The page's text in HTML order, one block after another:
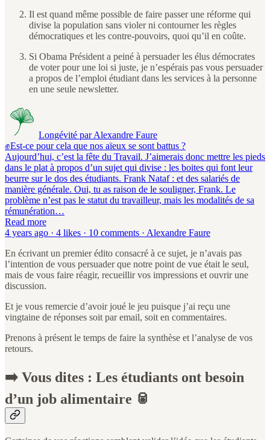
Il est quand même possible de faire passer une réforme qui
divise la population sans violer ni contourner les règles
démocratiques et les contre-pouvoirs, quoi qu’il en coûte.
Si Obama Président a peiné à persuader les élus démocrates
de voter pour une loi si juste, je n’espérais pas vous persuader
a propos de l’emploi étudiant dans les services à la personne
en une seule newsletter.
Longévité par Alexandre Faure
✊Est-ce pour cela que nos aïeux se sont battus ?
Aujourd’hui, c’est la fête du Travail. J’aimerais donc mettre les pieds
dans le plat à propos d’un sujet qui divise : les boites qui font leur
beurre sur le dos des étudiants. Frank Nataf : et des salariés de
manière générale. Oui, tu as raison de le souligner, Frank. Le
problème n’est pas le statut du travailleur, mais les modalités de sa
rémunération…
Read more
4 years ago · 4 likes · 10 comments · Alexandre Faure
En écrivant un premier édito consacré à ce sujet, je n’avais pas
l’intention de vous persuader que notre point de vue était le seul,
mais de vous faire réagir, recueillir vos impressions et ouvrir une
discussion.
Et je vous remercie d’avoir joué le jeu puisque j’ai reçu une
vingtaine de réponses soit par email, soit en commentaires.
Prenons à présent le temps de faire la synthèse et l’analyse de vos
retours.
➡️ Vous dites : Les étudiants ont besoin
d’un job alimentaire 🥫